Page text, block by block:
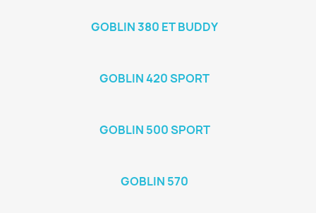
GOBLIN 380 ET BUDDY
GOBLIN 420 SPORT
GOBLIN 500 SPORT
GOBLIN 570